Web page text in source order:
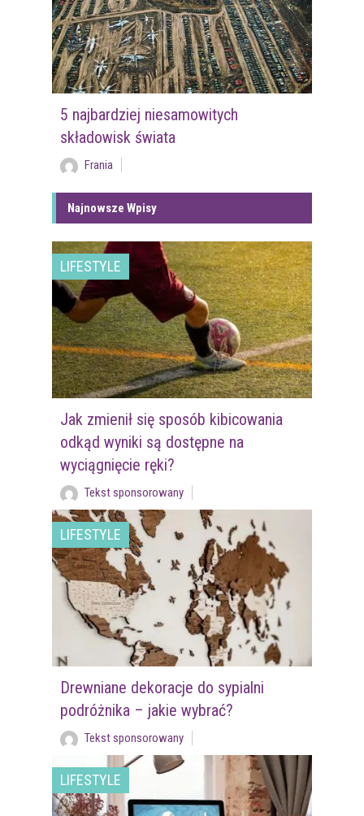
5 najbardziej niesamowitych
składowisk świata
Frania
Najnowsze Wpisy
LIFESTYLE
Jak zmienił się sposób kibicowania
odkąd wyniki są dostępne na
wyciągnięcie ręki?
Tekst sponsorowany
LIFESTYLE
Drewniane dekoracje do sypialni
podróżnika – jakie wybrać?
Tekst sponsorowany
LIFESTYLE